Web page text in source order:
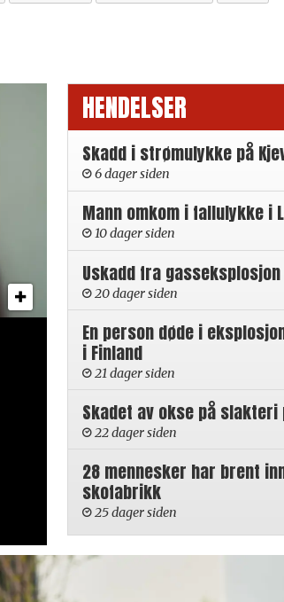
HENDELSER
Skadd i strømulykke på
6 dager siden
Mann omkom i fallulykke i
10 dager siden
Uskadd fra
20 dager siden
En person døde i
i Finland
21 dager siden
Skadet av okse på slakteri
22 dager siden
28 mennesker har brent
skofabrikk
25 dager siden